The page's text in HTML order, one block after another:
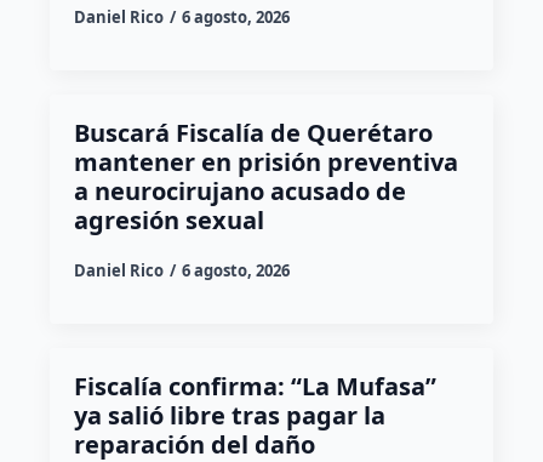
Daniel Rico 6 agosto, 2026
Buscará Fiscalía de Querétaro
mantener en prisión preventiva
a neurocirujano acusado de
agresión sexual
Daniel Rico 6 agosto, 2026
Fiscalía confirma: “La Mufasa”
ya salió libre tras pagar la
reparación del daño